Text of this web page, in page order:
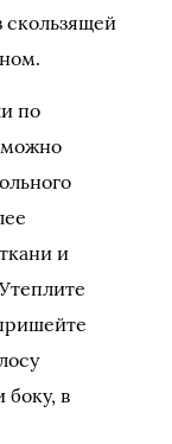
скользящей
по
можно
и
боку, в